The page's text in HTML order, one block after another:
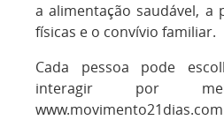
a alimentação saudável, a
físicas e o convívio familiar.
Cada pessoa pode
interagir por